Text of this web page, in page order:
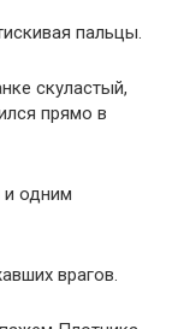
пальцы.
скуластый,
прямо в
и одним
врагов.